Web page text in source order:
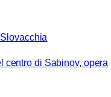
centro di Sabinov, opera